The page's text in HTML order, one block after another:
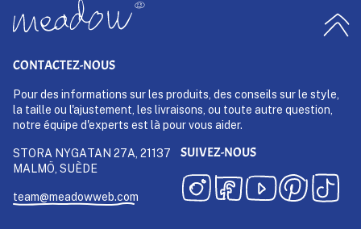
CONTACTEZ-NOUS
Pour des informations sur les produits, des conseils sur le style,
la taille ou l'ajustement, les livraisons, ou toute autre question,
notre équipe d'experts est là pour vous aider.
STORA NYGATAN 27A, 21137
MALMÖ, SUÈDE
team@meadowweb.com
SUIVEZ-NOUS